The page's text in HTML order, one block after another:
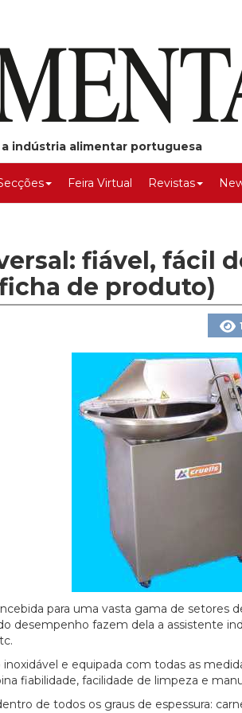
indústria alimentar portuguesa
Feira Virtual Revistas
fiável, fácil
de produto)
para uma vasta gama de setores
desempenho fazem dela a assistente
e equipada com todas as
fiabilidade, facilidade de limpeza e
de todos os graus de espessura: